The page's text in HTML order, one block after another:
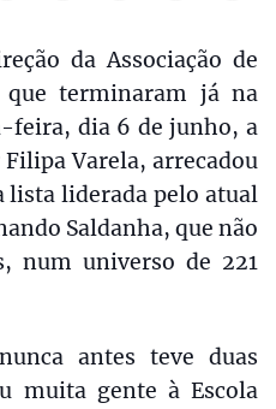
da Associação de
que terminaram já na
feira, dia 6 de junho, a
Varela, arrecadou
lista liderada pelo atual
Saldanha, que não
num universo de 221
antes teve duas
muita gente à Escola